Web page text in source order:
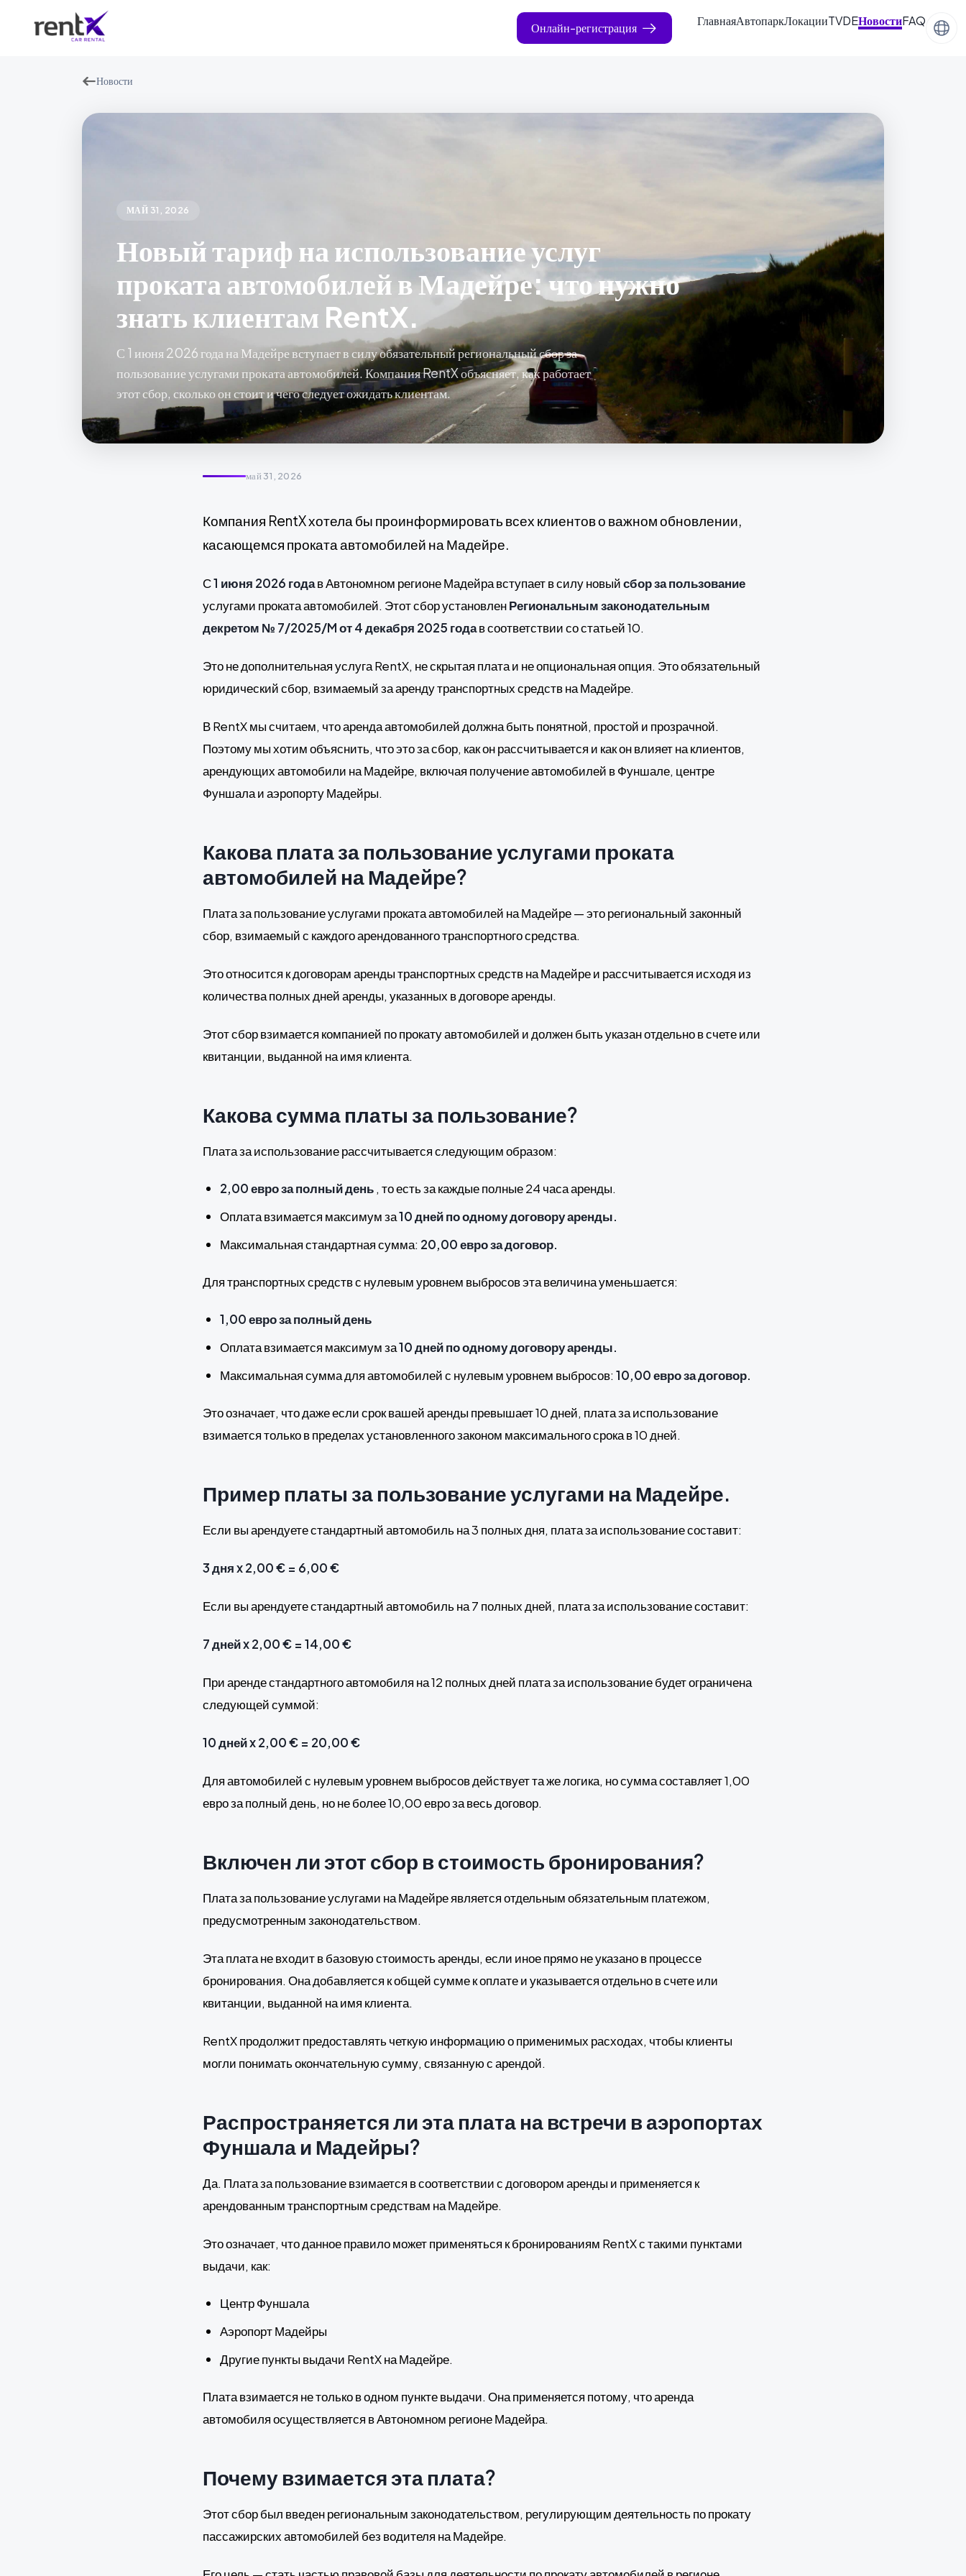
Онлайн-регистрация ГлавнаяАвтопаркЛокацииTVDEНовостиFAQ
Новости
МАЙ 31, 2026
Новый тариф на использование услуг
проката автомобилей в Мадейре: что нужно
знать клиентам RentX.
С 1 июня 2026 года на Мадейре вступает в силу обязательный региональный сбор за
пользование услугами проката автомобилей. Компания RentX объясняет, как работает
этот сбор, сколько он стоит и чего следует ожидать клиентам.
май 31, 2026
Компания RentX хотела бы проинформировать всех клиентов о важном обновлении,
касающемся проката автомобилей на Мадейре.
С1 июня 2026 годав Автономном регионе Мадейра вступает в силу новыйсбор за пользование
услугами проката автомобилей. Этот сбор установленРегиональным законодательным
декретом № 7/2025/M от 4 декабря 2025 годав соответствии со статьей 10.
Это не дополнительная услуга RentX, не скрытая плата и не опциональная опция. Это обязательный
юридический сбор, взимаемый за аренду транспортных средств на Мадейре.
В RentX мы считаем, что аренда автомобилей должна быть понятной, простой и прозрачной.
Поэтому мы хотим объяснить, что это за сбор, как он рассчитывается и как он влияет на клиентов,
арендующих автомобили на Мадейре, включая получение автомобилей в Фуншале, центре
Фуншала и аэропорту Мадейры.
Какова плата за пользование услугами проката
автомобилей на Мадейре?
Плата за пользование услугами проката автомобилей на Мадейре — это региональный законный
сбор, взимаемый с каждого арендованного транспортного средства.
Это относится к договорам аренды транспортных средств на Мадейре и рассчитывается исходя из
количества полных дней аренды, указанных в договоре аренды.
Этот сбор взимается компанией по прокату автомобилей и должен быть указан отдельно в счете или
квитанции, выданной на имя клиента.
Какова сумма платы за пользование?
Плата за использование рассчитывается следующим образом:
2,00 евро за полный день , то есть за каждые полные 24 часа аренды.
Оплата взимается максимум за10 дней по одному договору аренды.
Максимальная стандартная сумма: 20,00 евро за договор.
Для транспортных средств с нулевым уровнем выбросов эта величина уменьшается:
1,00 евро за полный день
Оплата взимается максимум за10 дней по одному договору аренды.
Максимальная сумма для автомобилей с нулевым уровнем выбросов:10,00 евро за договор.
Это означает, что даже если срок вашей аренды превышает 10 дней, плата за использование
взимается только в пределах установленного законом максимального срока в 10 дней.
Пример платы за пользование услугами на Мадейре.
Если вы арендуете стандартный автомобиль на 3 полных дня, плата за использование составит:
3 дня x 2,00 € = 6,00 €
Если вы арендуете стандартный автомобиль на 7 полных дней, плата за использование составит:
7 дней x 2,00 € = 14,00 €
При аренде стандартного автомобиля на 12 полных дней плата за использование будет ограничена
следующей суммой:
10 дней x 2,00 € = 20,00 €
Для автомобилей с нулевым уровнем выбросов действует та же логика, но сумма составляет 1,00
евро за полный день, но не более 10,00 евро за весь договор.
Включен ли этот сбор в стоимость бронирования?
Плата за пользование услугами на Мадейре является отдельным обязательным платежом,
предусмотренным законодательством.
Эта плата не входит в базовую стоимость аренды, если иное прямо не указано в процессе
бронирования. Она добавляется к общей сумме к оплате и указывается отдельно в счете или
квитанции, выданной на имя клиента.
RentX продолжит предоставлять четкую информацию о применимых расходах, чтобы клиенты
могли понимать окончательную сумму, связанную с арендой.
Распространяется ли эта плата на встречи в аэропортах
Фуншала и Мадейры?
Да. Плата за пользование взимается в соответствии с договором аренды и применяется к
арендованным транспортным средствам на Мадейре.
Это означает, что данное правило может применяться к бронированиям RentX с такими пунктами
выдачи, как:
Центр Фуншала
Аэропорт Мадейры
Другие пункты выдачи RentX на Мадейре.
Плата взимается не только в одном пункте выдачи. Она применяется потому, что аренда
автомобиля осуществляется в Автономном регионе Мадейра.
Почему взимается эта плата?
Этот сбор был введен региональным законодательством, регулирующим деятельность по прокату
пассажирских автомобилей без водителя на Мадейре.